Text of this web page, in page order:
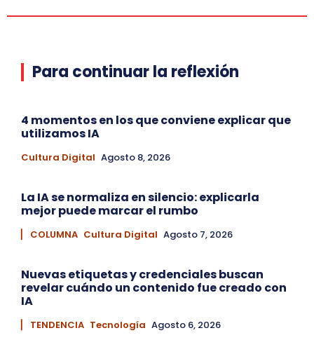
Para continuar la reflexión
4 momentos en los que conviene explicar que
utilizamos IA
Cultura Digital Agosto 8, 2026
La IA se normaliza en silencio: explicarla
mejor puede marcar el rumbo
▏ COLUMNA Cultura Digital Agosto 7, 2026
Nuevas etiquetas y credenciales buscan
revelar cuándo un contenido fue creado con
IA
▏ TENDENCIA Tecnología Agosto 6, 2026